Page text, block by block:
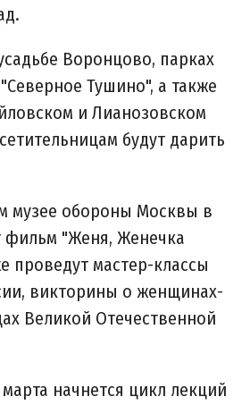
Воронцово, парках
Тушино", а также
и Лианозовском
будут дарить
музее обороны Москвы в
фильм "Женя, Женечка
проведут мастер-классы
викторины о женщинах-
Великой Отечественной
начнется цикл лекций